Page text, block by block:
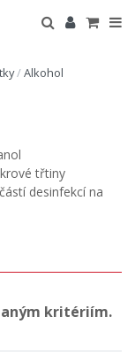
/Alkohol
třtiny
desinfekcí na
používání v
naopak výskyt
kritériím.